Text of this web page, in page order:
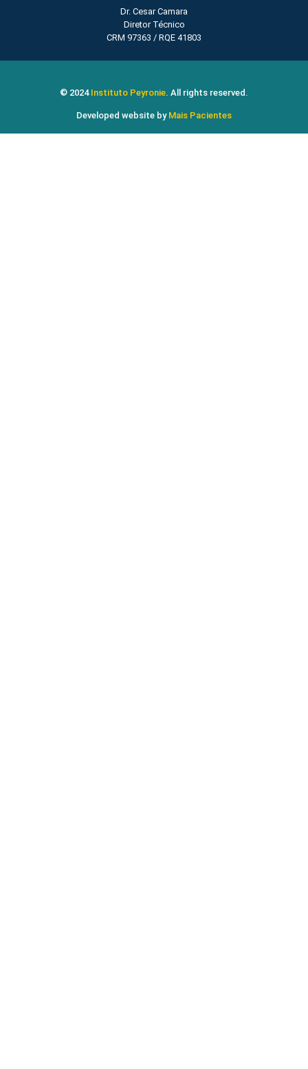
Dr. Cesar Camara
Diretor Técnico
CRM 97363 / RQE 41803
© 2024 Instituto Peyronie. All rights reserved.
Developed website by Mais Pacientes